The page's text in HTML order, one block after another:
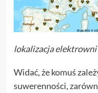
lokalizacja
Widać, że komuś
suwerenności,